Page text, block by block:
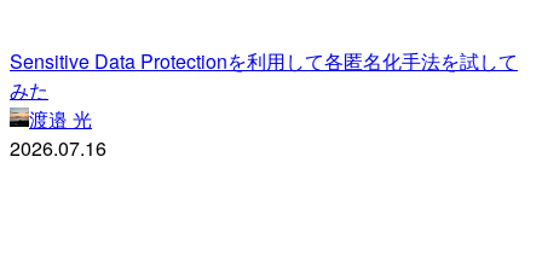
Sensitive Data Protectionを利用して各匿名化手法を試して
みた
渡邉 光
2026.07.16